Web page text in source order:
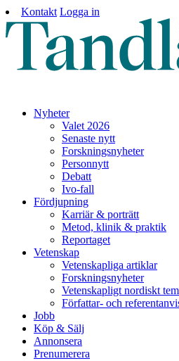
Kontakt Logga in
Nyheter
Valet 2026
Senaste nytt
Forskningsnyheter
Personnytt
Debatt
Ivo-fall
Fördjupning
Karriär & porträtt
Metod, klinik & praktik
Reportaget
Vetenskap
Vetenskapliga artiklar
Forskningsnyheter
Vetenskapligt nordiskt
Författar- och
Jobb
Köp & Sälj
Annonsera
Prenumerera